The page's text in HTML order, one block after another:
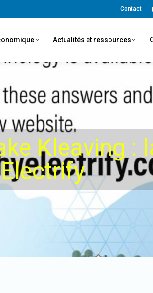
Contact
Actualités et ressources
Kleaving :